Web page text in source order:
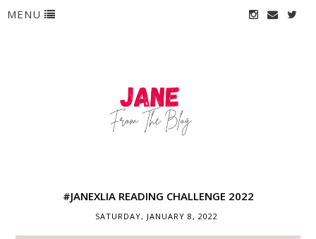
MENU
#JANEXLIA READING CHALLENGE 2022
SATURDAY, JANUARY 8, 2022